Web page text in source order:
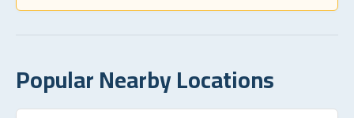
Popular Nearby Locations